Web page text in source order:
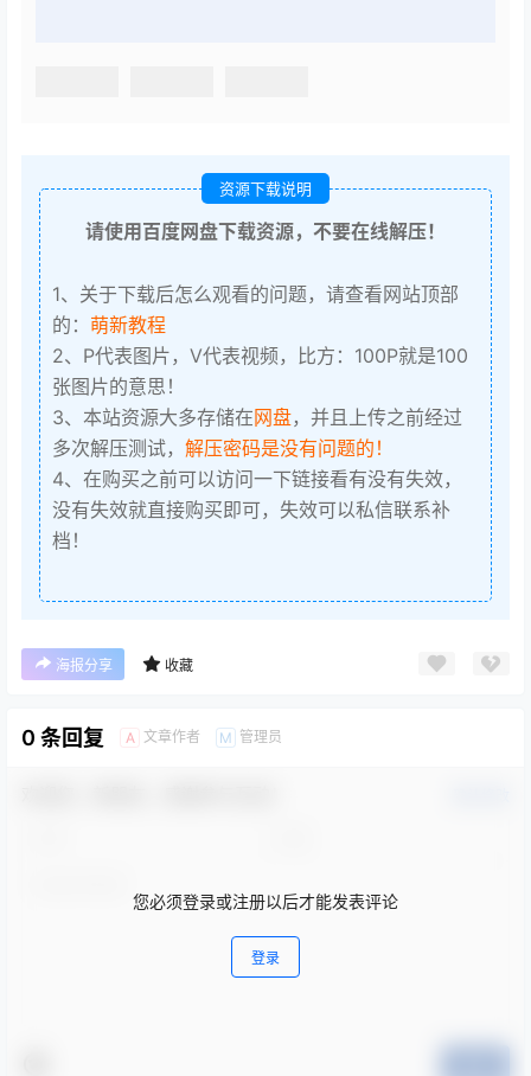
资源下载说明
请使用百度网盘下载资源，不要在线解压！
1、关于下载后怎么观看的问题，请查看网站顶部
的： 萌新教程
2、P代表图片，V代表视频，比方：100P就是100
张图片的意思！
3、本站资源大多存储在网盘，并且上传之前经过
多次解压测试， 解压密码是没有问题的！
4、在购买之前可以访问一下链接看有没有失效，
没有失效就直接购买即可，失效可以私信联系补
档！
海报分享 收藏
0 条回复 A 文章作者 M 管理员
您必须登录或注册以后才能发表评论
登录